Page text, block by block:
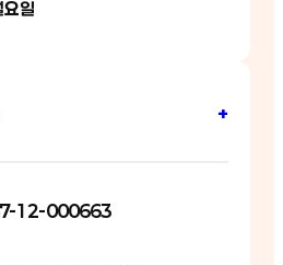
요일
+
12-000663